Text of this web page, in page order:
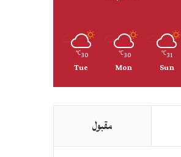
31
℃
Sun
30
℃
Mon
30
℃
Tue
مقبول